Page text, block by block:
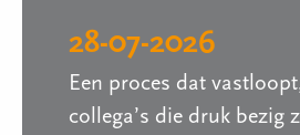
28-07-2026
Een proces dat
collega’s die druk bezig